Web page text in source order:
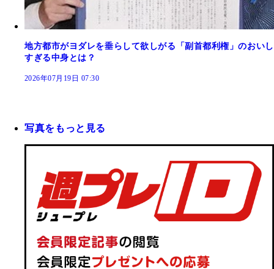
地方都市がヨダレを垂らして欲しがる「副首都利権」のおいし
すぎる中身とは？
2026年07月19日 07:30
写真をもっと見る